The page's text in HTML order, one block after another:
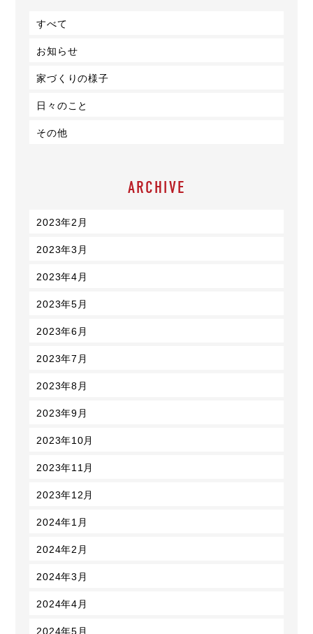
すべて
お知らせ
家づくりの様子
日々のこと
その他
ARCHIVE
2023年2月
2023年3月
2023年4月
2023年5月
2023年6月
2023年7月
2023年8月
2023年9月
2023年10月
2023年11月
2023年12月
2024年1月
2024年2月
2024年3月
2024年4月
2024年5月